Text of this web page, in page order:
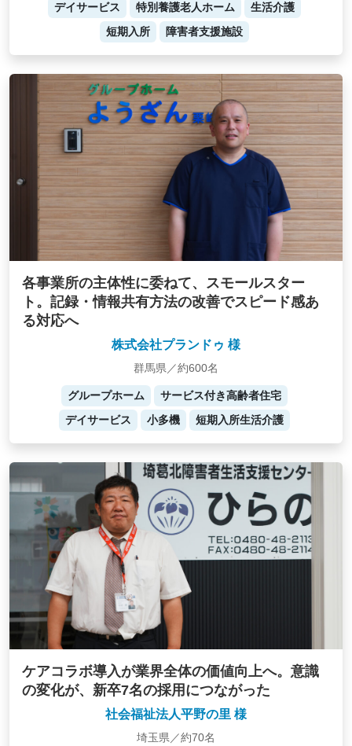
デイサービス 特別養護老人ホーム
生活介護
短期入所
障害者支援施設
各事業所の主体性に委ねて、スモールスター
ト。記録・情報共有方法の改善でスピード感あ
る対応へ
株式会社プランドゥ 様
群馬県／約600名
グループホーム
サービス付き高齢者住宅
デイサービス
小多機 短期入所生活介護
ケアコラボ導入が業界全体の価値向上へ。意識
の変化が、新卒7名の採用につながった
社会福祉法人平野の里 様
埼玉県／約70名